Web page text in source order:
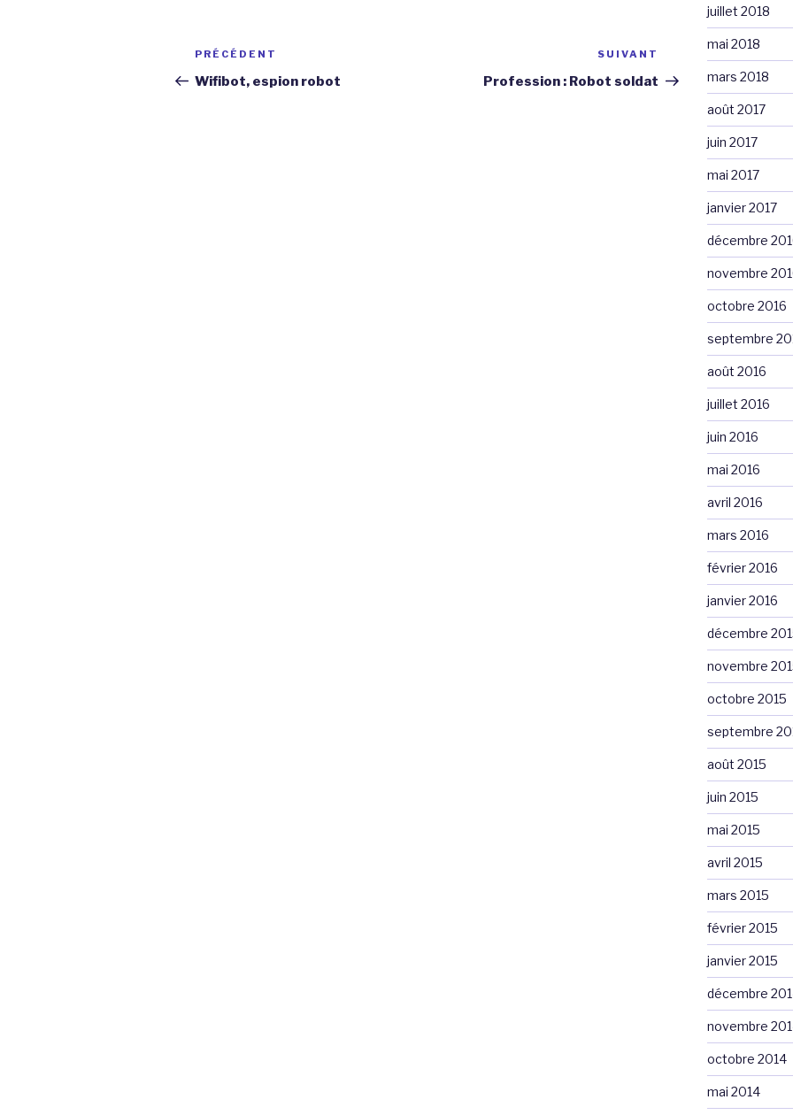
Navigation
de
Article
précédent
PRÉCÉDENT
Wifibot, espion robot
Article
suivant
SUIVANT
Profession : Robot soldat
juillet 2018
mai 2018
mars 2018
août 2017
juin 2017
mai 2017
janvier 2017
décembre
novembre
octobre 2016
septembre
août 2016
juillet 2016
juin 2016
mai 2016
avril 2016
mars 2016
février 2016
janvier 2016
décembre
novembre
octobre 2015
septembre
août 2015
juin 2015
mai 2015
avril 2015
mars 2015
février 2015
janvier 2015
décembre
novembre
octobre 2014
mai 2014